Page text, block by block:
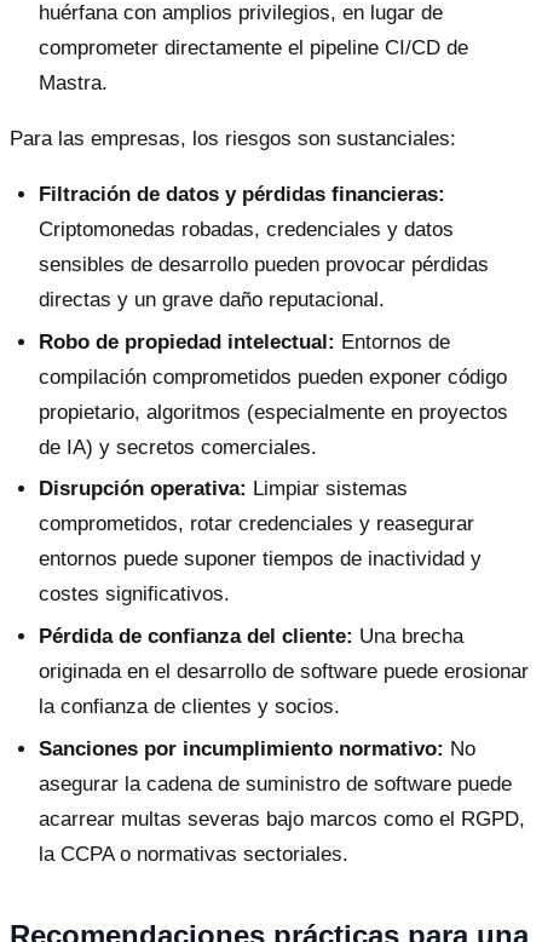
huérfana con amplios privilegios, en lugar de
comprometer directamente el pipeline CI/CD de
Mastra.
Para las empresas, los riesgos son sustanciales:
Filtración de datos y pérdidas financieras:
Criptomonedas robadas, credenciales y datos
sensibles de desarrollo pueden provocar pérdidas
directas y un grave daño reputacional.
Robo de propiedad intelectual: Entornos de
compilación comprometidos pueden exponer código
propietario, algoritmos (especialmente en proyectos
de IA) y secretos comerciales.
Disrupción operativa: Limpiar sistemas
comprometidos, rotar credenciales y reasegurar
entornos puede suponer tiempos de inactividad y
costes significativos.
Pérdida de confianza del cliente: Una brecha
originada en el desarrollo de software puede erosionar
la confianza de clientes y socios.
Sanciones por incumplimiento normativo: No
asegurar la cadena de suministro de software puede
acarrear multas severas bajo marcos como el RGPD,
la CCPA o normativas sectoriales.
Recomendaciones prácticas para una